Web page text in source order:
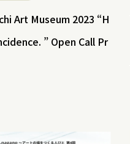
Art Museum 2023 “H
” Open Call Pr